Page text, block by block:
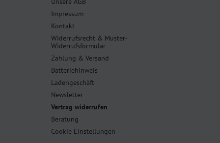
Impressum
Kontakt
Widerrufsrecht & Muster-
Widerrufsformular
Zahlung & Versand
Batteriehinweis
Ladengeschäft
Newsletter
Vertrag widerrufen
Beratung
Cookie Einstellungen